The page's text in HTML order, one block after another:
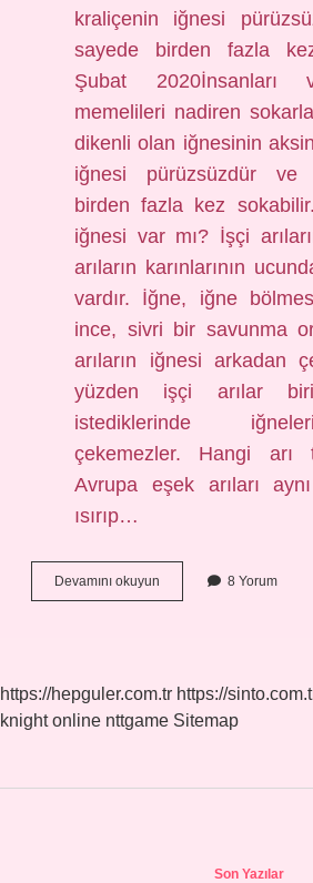
kraliçenin iğnesi
sayede birden fazla
Şubat 2020İnsanları
memelileri nadiren
dikenli olan iğnesinin
iğnesi pürüzsüzdür ve
birden fazla kez
iğnesi var mı? İşçi
arıların karınlarının
vardır. İğne, iğne
ince, sivri bir savunma
arıların iğnesi arkadan
yüzden işçi arılar
istediklerinde
çekemezler. Hangi arı
Avrupa eşek arıları
ısırıp…
Devamını okuyun
Arı
8 Yorum
https://hepguler.com.tr https://
knight online nttgame Sitemap
Son Yazılar